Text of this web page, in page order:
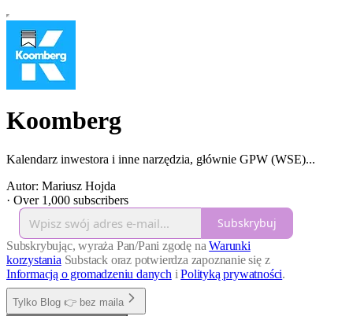
Koomberg
Kalendarz inwestora i inne narzędzia, głównie GPW (WSE)...
Autor: Mariusz Hojda
· Over 1,000 subscribers
Subskrybuj
Subskrybując, wyraża Pan/Pani zgodę naWarunki
korzystania Substack oraz potwierdza zapoznanie się z
Informacją o gromadzeniu danych iPolityką prywatności.
Tylko Blog 👉 bez maila